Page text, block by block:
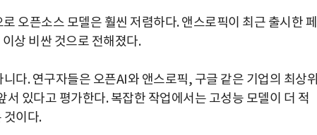
오픈소스 모델은 훨씬 저렴하다. 앤스로픽이 최근 출시한 페
상 비싼 것으로 전해졌다.
다. 연구자들은 오픈AI와 앤스로픽, 구글 같은 기업의 최상위
있다고 평가한다. 복잡한 작업에서는 고성능 모델이 더 적
것이다.